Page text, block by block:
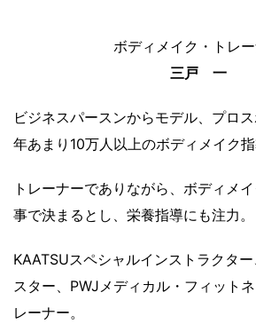
ボディメイク・トレ
三戸 一
ビジネスパースンからモデル、プロ
年あまり10万人以上のボディメイク指
トレーナーでありながら、ボディメ
事で決まるとし、栄養指導にも注力。
KAATSUスペシャルインストラクタ
スター、PWJメディカル・フィット
レーナー。